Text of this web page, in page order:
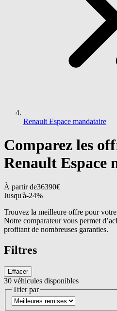
Renault Espace mandataire
Comparez les
Renault Espace
À partir de36390€
Jusqu'à-24%
Trouvez la meilleure offre pour
Notre comparateur vous permet
profitant de nombreuses garanties.
Filtres
Effacer
30 véhicules disponibles
Trier par